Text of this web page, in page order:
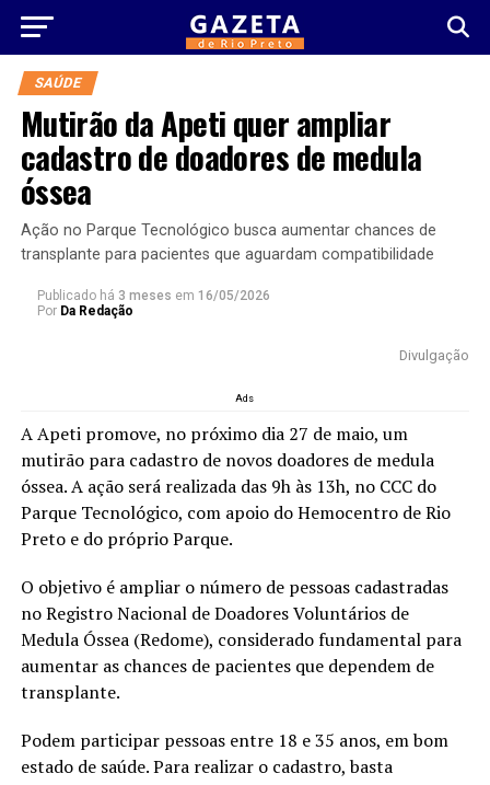
SAÚDE
Mutirão da Apeti quer ampliar
cadastro de doadores de medula
óssea
Ação no Parque Tecnológico busca aumentar chances de
transplante para pacientes que aguardam compatibilidade
Publicado há 3 meses em 16/05/2026
Por Da Redação
Divulgação
Ads
A Apeti promove, no próximo dia 27 de maio, um
mutirão para cadastro de novos doadores de medula
óssea. A ação será realizada das 9h às 13h, no CCC do
Parque Tecnológico, com apoio do Hemocentro de Rio
Preto e do próprio Parque.
O objetivo é ampliar o número de pessoas cadastradas
no Registro Nacional de Doadores Voluntários de
Medula Óssea (Redome), considerado fundamental para
aumentar as chances de pacientes que dependem de
transplante.
Podem participar pessoas entre 18 e 35 anos, em bom
estado de saúde. Para realizar o cadastro, basta